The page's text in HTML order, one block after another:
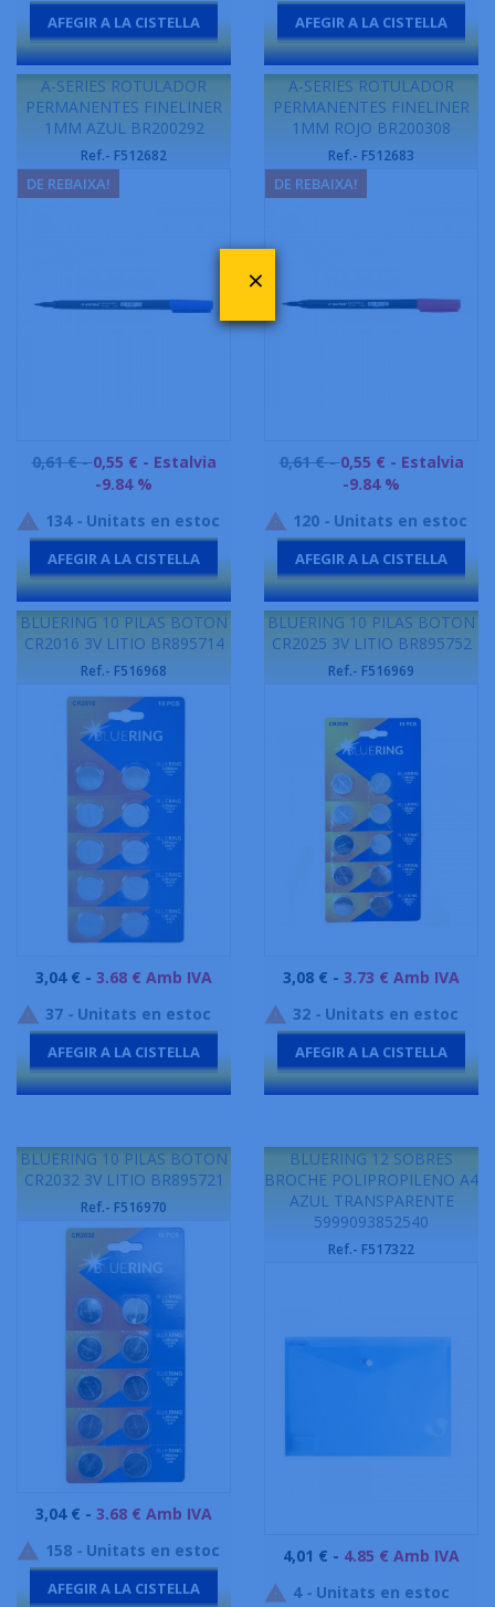
AFEGIR A LA CISTELLA
-
AFEGIR A LA CISTELLA
-
A-SERIES ROTULADOR
PERMANENTES FINELINER
1MM AZUL BR200292
Ref.- F512682
DE REBAIXA!
Preu
0,61 € -0,55 € - Estalvia
-9.84 %
 134- Unitats en estoc
AFEGIR A LA CISTELLA
-
A-SERIES ROTULADOR
PERMANENTES FINELINER
1MM ROJO BR200308
Ref.- F512683
DE REBAIXA!
Preu
0,61 € -0,55 € - Estalvia
-9.84 %
 120 - Unitats en estoc
AFEGIR A LA CISTELLA
-
BLUERING 10 PILAS BOTON
CR2016 3V LITIO BR895714
Ref.- F516968
Preu
3,04 € - 3.68 € Amb IVA
 37 - Unitats en estoc
AFEGIR A LA CISTELLA
-
BLUERING 10 PILAS BOTON
CR2025 3V LITIO BR895752
Ref.- F516969
Preu
3,08 € - 3.73 € Amb IVA
 32 - Unitats en estoc
AFEGIR A LA CISTELLA
-
BLUERING 10 PILAS BOTON
CR2032 3V LITIO BR895721
Ref.- F516970
Preu
3,04 € - 3.68 € Amb IVA
 158 - Unitats en estoc
AFEGIR A LA CISTELLA
BLUERING 12 SOBRES
BROCHE POLIPROPILENO A4
AZUL TRANSPARENTE
5999093852540
Ref.- F517322
Preu
4,01 € - 4.85 € Amb IVA
 4- Unitats en estoc
×